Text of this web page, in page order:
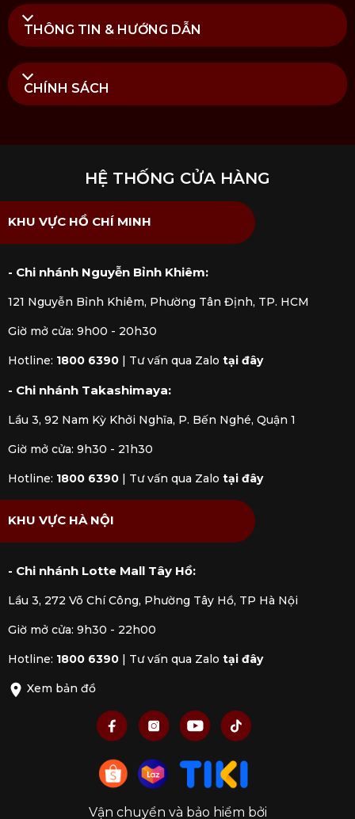
THÔNG TIN & HƯỚNG DẪN
CHÍNH SÁCH
HỆ THỐNG CỬA HÀNG
KHU VỰC HỒ CHÍ MINH
- Chi nhánh Nguyễn Bỉnh Khiêm:
121 Nguyễn Bỉnh Khiêm, Phường Tân Định, TP. HCM
Giờ mở cửa: 9h00 - 20h30
Hotline: 1800 6390 Tư vấn qua Zalo tại đây
- Chi nhánh Takashimaya:
Lầu 3, 92 Nam Kỳ Khởi Nghĩa, P. Bến Nghé, Quận 1
Giờ mở cửa: 9h30 - 21h30
Hotline: 1800 6390 Tư vấn qua Zalo tại đây
KHU VỰC HÀ NỘI
- Chi nhánh Lotte Mall Tây Hồ:
Lầu 3, 272 Võ Chí Công, Phường Tây Hồ, TP Hà Nội
Giờ mở cửa: 9h30 - 22h00
Hotline: 1800 6390 Tư vấn qua Zalo tại đây
Xem bản đồ
Vận chuyển và bảo hiểm bởi